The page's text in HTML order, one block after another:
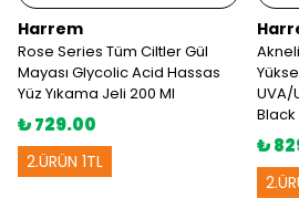
Harrem
Rose Series Tüm Ciltler Gül
Mayası Glycolic Acid Hassas
Yüz Yıkama Jeli 200 Ml
₺ 729.00
2.ÜRÜN 1TL
UVA/
Black
₺